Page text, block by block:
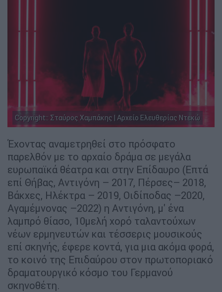
Copyright:: Σταύρος Χαμπάκης | Αρχείο Ελευθερίας Ντεκώ
Έχοντας αναμετρηθεί στο πρόσφατο
παρελθόν με το αρχαίο δράμα σε μεγάλα
ευρωπαϊκά θέατρα και στην Επίδαυρο (Επτά
επί Θήβας, Αντιγόνη – 2017, Πέρσες– 2018,
Βάκχες, Ηλέκτρα – 2019, Οιδίποδας –2020,
Αγαμέμνονας –2022) η Αντιγόνη, μ' ένα
λαμπρό θίασο, 10μελή χορό ταλαντούχων
νέων ερμηνευτών και τέσσερις μουσικούς
επί σκηνής, έφερε κοντά, για μια ακόμα φορά,
το κοινό της Επιδαύρου στον πρωτοποριακό
δραματουργικό κόσμο του Γερμανού
σκηνοθέτη.